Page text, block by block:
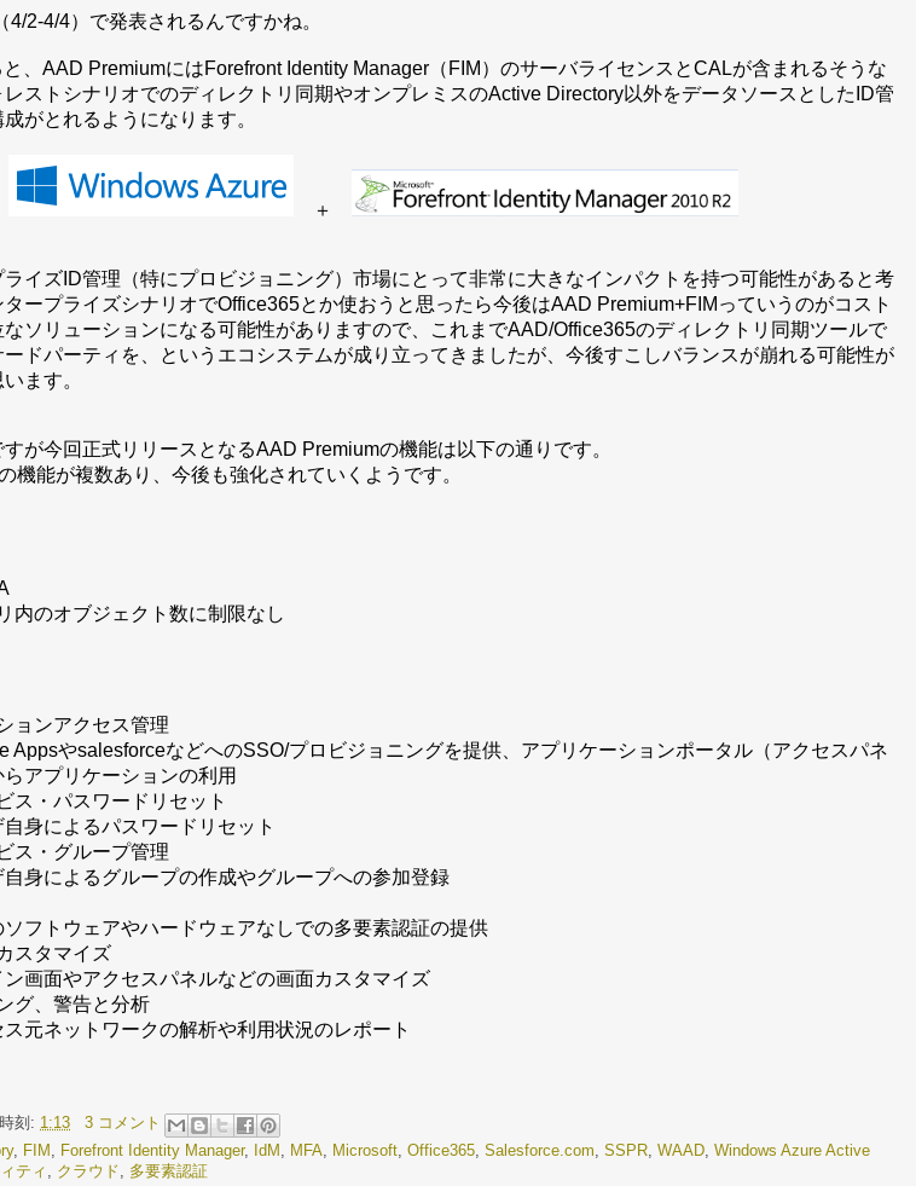
（4/2-4/4）で発表されるんですかね。
、AAD PremiumにはForefront Identity Manager（FIM）のサーバライセンスとCALが含まれるそうな
ストシナリオでのディレクトリ同期やオンプレミスのActive Directory以外をデータソースとしたID管
がとれるようになります。
＋
ライズID管理（特にプロビジョニング）市場にとって非常に大きなインパクトを持つ可能性があると考
タープライズシナリオでOffice365とか使おうと思ったら今後はAAD Premium+FIMっていうのがコスト
ソリューションになる可能性がありますので、これまでAAD/Office365のディレクトリ同期ツールで
ードパーティを、というエコシステムが成り立ってきましたが、今後すこしバランスが崩れる可能性が
ます。
が今回正式リリースとなるAAD Premiumの機能は以下の通りです。
機能が複数あり、今後も強化されていくようです。
内のオブジェクト数に制限なし
ョンアクセス管理
AppsやsalesforceなどへのSSO/プロビジョニングを提供、アプリケーションポータル（アクセスパネ
らアプリケーションの利用
ス・パスワードリセット
身によるパスワードリセット
ス・グループ管理
自身によるグループの作成やグループへの参加登録
ソフトウェアやハードウェアなしでの多要素認証の提供
スタマイズ
ン画面やアクセスパネルなどの画面カスタマイズ
グ、警告と分析
ス元ネットワークの解析や利用状況のレポート
時刻: 1:13
3 コメント
, FIM , Forefront Identity Manager, IdM , MFA, Microsoft,Office365,Salesforce.com,SSPR,WAAD,Windows Azure Active
ティ , クラウド, 多要素認証